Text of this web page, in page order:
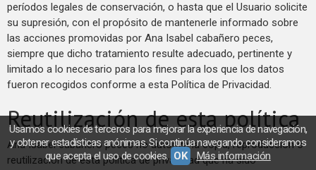
períodos legales de conservación, o hasta que el Usuario solicite
su supresión, con el propósito de mantenerle informado sobre
las acciones promovidas por Ana Isabel cabañero peces,
siempre que dicho tratamiento resulte adecuado, pertinente y
limitado a lo necesario para los fines para los que los datos
fueron recogidos conforme a esta Política de Privacidad.
Reutilización de esta política
Ana Isabel cabañero peces no autoriza la copia, reproducción o
reutilización de esta política de privacidad que ha sido
Usamos cookies de terceros para mejorar la experiencia de navegación,
y obtener estadísticas anónimas. Si continúa navegando consideramos
que acepta el uso de cookies. OK Más información